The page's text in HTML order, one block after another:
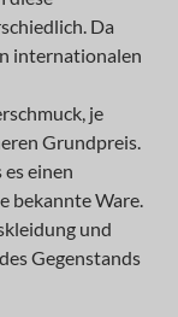
Da
internationalen
je
Grundpreis.
einen
bekannte Ware.
und
Gegenstands